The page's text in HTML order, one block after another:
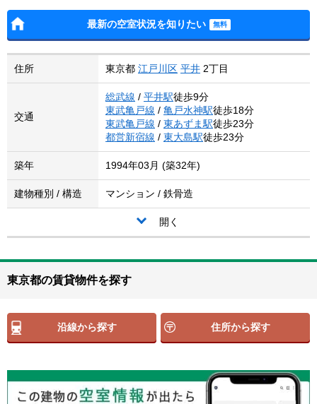
最新の空室状況を知りたい
住所 東京都 江戸川区 平井 2丁目
交通
総武線 / 平井駅徒歩9分
東武亀戸線 / 亀戸水神駅徒歩18分
東武亀戸線 / 東あずま駅徒歩23分
都営新宿線 / 東大島駅徒歩23分
築年 1994年03月 (築32年)
建物種別 / 構造 マンション / 鉄骨造
開く
東京都の賃貸物件を探す
沿線から探す 住所から探す